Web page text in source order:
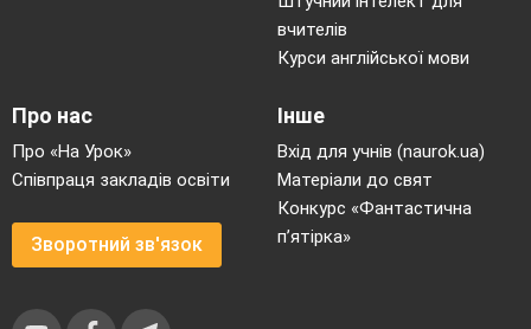
вчителів
Курси англійської мови
Про нас
Про «На Урок»
Співпраця закладів освіти
Зворотний зв'язок
Інше
Вхід для учнів (naurok.ua)
Матеріали до свят
Конкурс «Фантастична
п’ятірка»